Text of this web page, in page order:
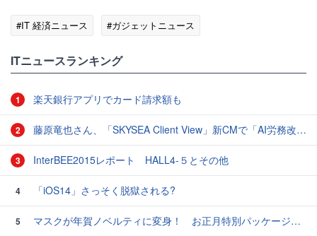
#IT 経済ニュース #ガジェットニュース
ITニュースランキング
1 楽天銀行アプリでカード請求額も
2 藤原竜也さん、「SKYSEA Client View」新CMで「AI労務改善」をアピール 働き方をAIが分析したら「すぐに休んで」と言われる？
3 InterBEE2015レポート HALL4-５とその他
4 「iOS14」さっそく脱獄される?
5
マスクが年賀ノベルティに変身！ お正月特別パッケージの注文受付開始